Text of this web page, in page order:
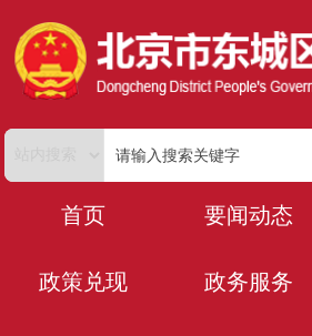
首页 要闻动态
政策兑现 政务服务